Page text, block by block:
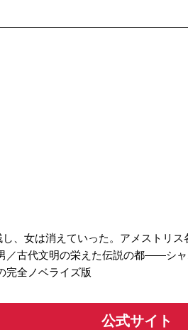
女は消えていった。アメストリス
／古代文明の栄えた伝説の都――シ
完全ノベライズ版
公式サイト